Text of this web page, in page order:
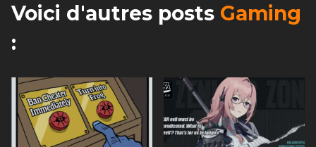
Voici d'autres posts Gaming
: